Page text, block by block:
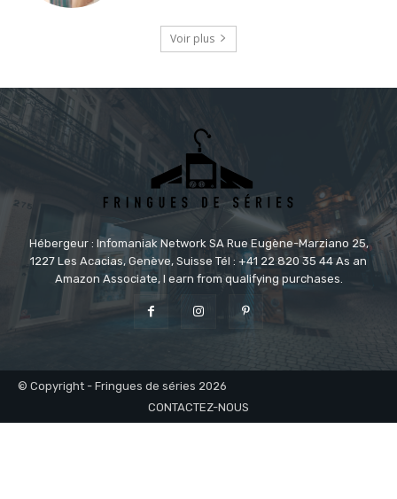
Voir plus
Hébergeur : Infomaniak Network SA Rue Eugène-Marziano 25,
1227 Les Acacias, Genève, Suisse Tél : +41 22 820 35 44 As an
Amazon Associate, I earn from qualifying purchases.
© Copyright - Fringues de séries 2026
CONTACTEZ-NOUS